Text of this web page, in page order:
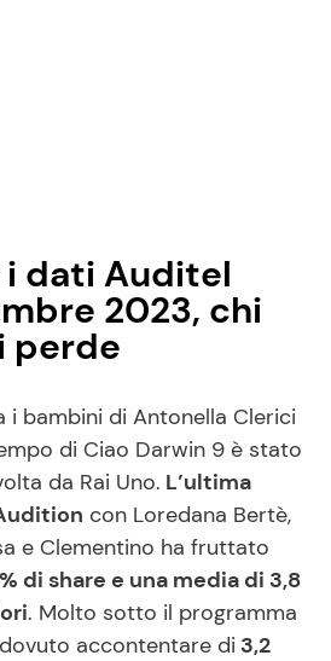
i dati Auditel
2023, chi
perde
i bambini di Antonella Clerici
di Ciao Darwin 9 è stato
da Rai Uno. L’ultima
con Loredana Bertè,
e Clementino ha fruttato
di share e una media di 3,8
. Molto sotto il programma
accontentare di 3,2